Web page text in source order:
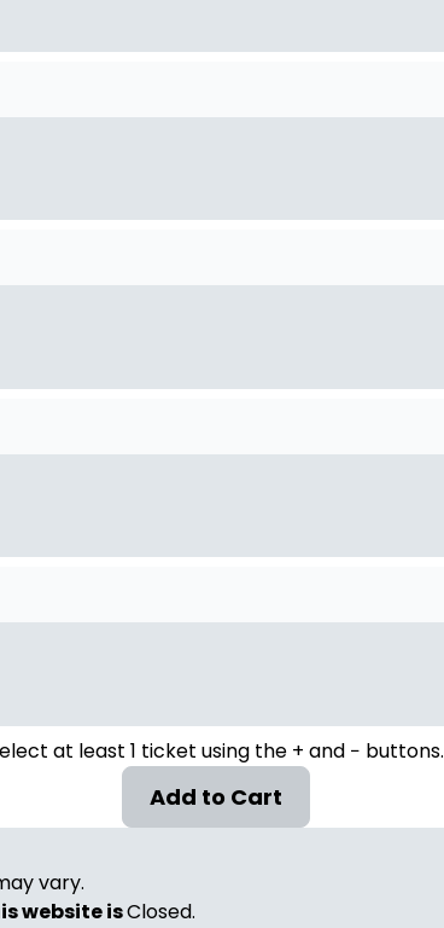
at least 1 ticket using the + and − buttons.
vary.
website isClosed.